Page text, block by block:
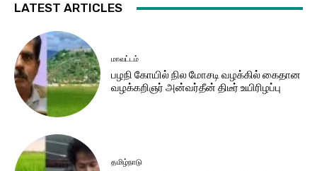
LATEST ARTICLES
மாவட்டம்
பழநி கோயில் நில மோசடி வழக்கில் கைதான
வழக்கறிஞர் அன்வர்தீன் திடீர் உயிரிழப்பு
தமிழ்நாடு